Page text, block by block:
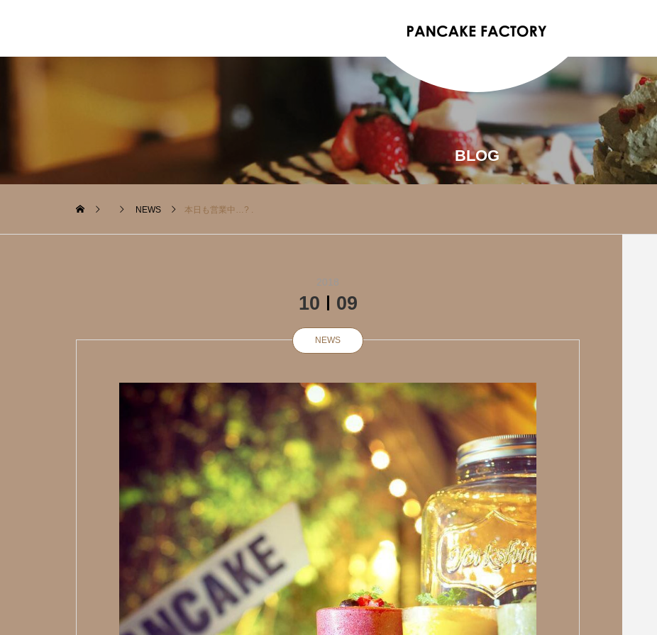
BLOG
NEWS 本日も営業中…? .
2018
10 09
NEWS
本日の日替わりランチはエビ
香るトマトクリームパスタ
HAPPY NEW YEAR あけ
ましておめでとうござ